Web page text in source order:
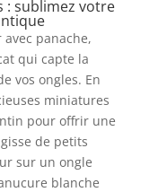
: sublimez votre
avec panache,
qui capte la
vos ongles. En
miniatures
pour offrir une
de petits
sur un ongle
blanche